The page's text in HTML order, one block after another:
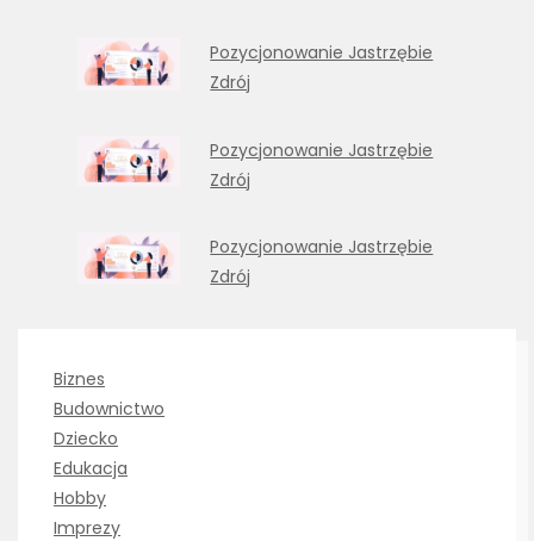
Pozycjonowanie Jastrzębie
Zdrój
Pozycjonowanie Jastrzębie
Zdrój
Pozycjonowanie Jastrzębie
Zdrój
Biznes
Budownictwo
Dziecko
Edukacja
Hobby
Imprezy